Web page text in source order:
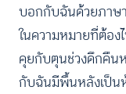
บอกกับฉันด้วยภาษา
ในความหมายที่ต้อง
คุยกับตุนช่วงดึกคืน
กับฉันมีพื้นหลังเป็น